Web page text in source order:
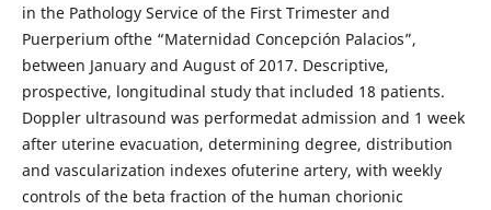
in the Pathology Service of the First Trimester and
Puerperium ofthe “Maternidad Concepción Palacios”,
between January and August of 2017. Descriptive,
prospective, longitudinal study that included 18 patients.
Doppler ultrasound was performedat admission and 1 week
after uterine evacuation, determining degree, distribution
and vascularization indexes ofuterine artery, with weekly
controls of the beta fraction of the human chorionic